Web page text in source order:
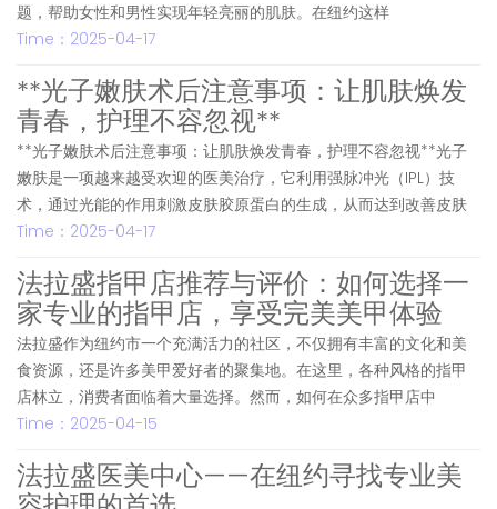
题，帮助女性和男性实现年轻亮丽的肌肤。在纽约这样
Time：2025-04-17
**光子嫩肤术后注意事项：让肌肤焕发
青春，护理不容忽视**
**光子嫩肤术后注意事项：让肌肤焕发青春，护理不容忽视**光子
嫩肤是一项越来越受欢迎的医美治疗，它利用强脉冲光（IPL）技
术，通过光能的作用刺激皮肤胶原蛋白的生成，从而达到改善皮肤
Time：2025-04-17
法拉盛指甲店推荐与评价：如何选择一
家专业的指甲店，享受完美美甲体验
法拉盛作为纽约市一个充满活力的社区，不仅拥有丰富的文化和美
食资源，还是许多美甲爱好者的聚集地。在这里，各种风格的指甲
店林立，消费者面临着大量选择。然而，如何在众多指甲店中
Time：2025-04-15
法拉盛医美中心——在纽约寻找专业美